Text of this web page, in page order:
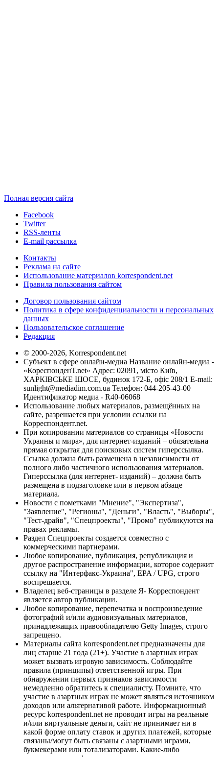
Полная версия сайта
Facebook
Twitter
RSS-ленты
E-mail рассылка
Контакты
Реклама на сайте
Использование материалов korrespondent.net
Правила пользования сайтом
Договор пользования сайтом
Политика в сфере конфиденциальности и персональных
данных
Пользовательское соглашение
Редакция
© 2000-2026, Korrespondent.net
Субъект в сфере онлайн-медиа Название онлайн-медиа -
«КореспонденТ.net» Адрес: 02091, місто Київ,
ХАРКІВСЬКЕ ШОСЕ, будинок 172-Б, офіс 208/1 E-mail:
sunlight@mediadim.com.ua Телефон: 044-205-43-00
Идентификатор медиа - R40-06068
Использование любых материалов, размещённых на
сайте, разрешается при условии ссылки на
Корреспондент.net.
При копировании материалов со страницы «Новости
Украины и мира», для интернет-изданий – обязательна
прямая открытая для поисковых систем гиперссылка.
Ссылка должна быть размещена в независимости от
полного либо частичного использования материалов.
Гиперссылка (для интернет- изданий) – должна быть
размещена в подзаголовке или в первом абзаце
материала.
Новости с пометками "Мнение", "Экспертиза",
"Заявление", "Регионы", "Деньги", "Власть", "Выборы",
"Тест-драйв", "Спецпроекты", "Промо" публикуются на
правах рекламы.
Раздел Спецпроекты создается совместно с
коммерческими партнерами.
Любое копирование, публикация, републикация и
другое распространение информации, которое содержит
ссылку на "Интерфакс-Украина", EPA / UPG, строго
воспрещается.
Владелец веб-страницы в разделе Я- Корреспондент
является автор публикации.
Любое копирование, перепечатка и воспроизведение
фотографий и/или аудиовизуальных материалов,
принадлежащих правообладателю Getty Images, строго
запрещено.
Материалы сайта korrespondent.net предназначены для
лиц старше 21 года (21+). Участие в азартных играх
может вызвать игровую зависимость. Соблюдайте
правила (принципы) ответственной игры. При
обнаружении первых признаков зависимости
немедленно обратитесь к специалисту. Помните, что
участие в азартных играх не может являться источником
доходов или альтернативой работе. Информационный
ресурс korrespondent.net не проводит игры на реальные
и/или виртуальные деньги, сайт не принимает ни в
какой форме оплату ставок и других платежей, которые
связаны/могут быть связаны с азартными играми,
букмекерами или тотализаторами. Какие-либо